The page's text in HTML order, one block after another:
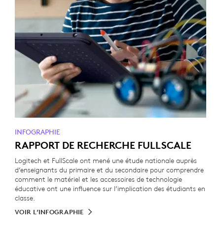
INFOGRAPHIE
RAPPORT DE RECHERCHE FULLSCALE
Logitech et FullScale ont mené une étude nationale auprès
d’enseignants du primaire et du secondaire pour comprendre
comment le matériel et les accessoires de technologie
éducative ont une influence sur l’implication des étudiants en
classe.
VOIR L’INFOGRAPHIE